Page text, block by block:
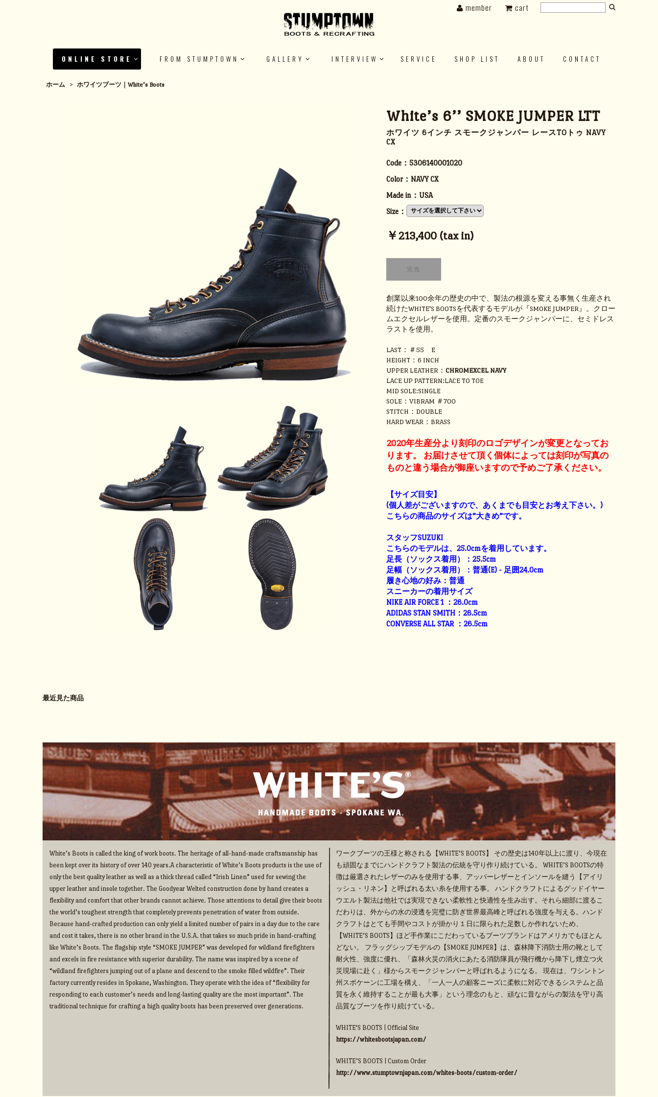
ONLINE STORE FROM STUMPTOWN GALLERY INTERVIEW SERVICE SHOP LIST ABOUT CONTACT
member cart
ホーム > ホワイツブーツ｜White’s Boots
White’s 6’’ SMOKE JUMPER LTT
ホワイツ 6インチ スモークジャンパー レースTOトゥ NAVY
CX
Code： 5306140001020
Color： NAVY CX
Made in： USA
Size：
￥213,400 (tax in)
創業以来100余年の歴史の中で、製法の根源を変える事無く生産され
続けたWHITE'S BOOTSを代表するモデルが『SMOKE JUMPER』。クロー
ムエクセルレザーを使用。定番のスモークジャンパーに、セミドレス
ラストを使用。
LAST：＃55 E
HEIGHT：6 INCH
UPPER LEATHER： CHROMEXCEL NAVY
LACE UP PATTERN:LACE TO TOE
MID SOLE:SINGLE
SOLE：VIBRAM ＃700
STITCH：DOUBLE
HARD WEAR：BRASS
2020年生産分より刻印のロゴデザインが変更となってお
ります。 お届けさせて頂く個体によっては刻印が写真の
ものと違う場合が御座いますので予めご了承ください。
【サイズ目安】
(個人差がございますので、あくまでも目安とお考え下さい。)
こちらの商品のサイズは”大きめ”です。
スタッフSUZUKI
こちらのモデルは、25.0cmを着用しています。
足長（ソックス着用）：25.5cm
足幅（ソックス着用）：普通(E) - 足囲24.0cm
履き心地の好み：普通
スニーカーの着用サイズ
NIKE AIR FORCE 1 ：26.0cm
ADIDAS STAN SMITH：26.5cm
CONVERSE ALL STAR ：26.5cm
最近見た商品
White’s Boots is called the king of work boots. The heritage of all-hand-made craftsmanship has
been kept over its history of over 140 years.A characteristic of White’s Boots products is the use of
only the best quality leather as well as a thick thread called “Irish Linen” used for sewing the
upper leather and insole together. The Goodyear Welted construction done by hand creates a
flexibility and comfort that other brands cannot achieve. Those attentions to detail give their boots
the world’s toughest strength that completely prevents penetration of water from outside.
Because hand-crafted production can only yield a limited number of pairs in a day due to the care
and cost it takes, there is no other brand in the U.S.A. that takes so much pride in hand-crafting
like White’s Boots. The flagship style “SMOKE JUMPER” was developed for wildland firefighters
and excels in fire resistance with superior durability. The name was inspired by a scene of
“wildland firefighters jumping out of a plane and descend to the smoke filled wildfire”. Their
factory currently resides in Spokane, Washington. They operate with the idea of “flexibility for
responding to each customer’s needs and long-lasting quality are the most important”. The
traditional technique for crafting a high quality boots has been preserved over generations.
ワークブーツの王様と称される【WHITE’S BOOTS】 その歴史は140年以上に渡り、今現在
も頑固なまでにハンドクラフト製法の伝統を守り作り続けている。 WHITE’S BOOTSの特
徴は厳選されたレザーのみを使用する事、アッパーレザーとインソールを縫う【アイリ
ッシュ・リネン】と呼ばれる太い糸を使用する事。 ハンドクラフトによるグッドイヤー
ウエルト製法は他社では実現できない柔軟性と快適性を生み出す。それら細部に渡るこ
だわりは、外からの水の浸透を完璧に防ぎ世界最高峰と呼ばれる強度を与える。ハンド
クラフトはとても手間やコストが掛かり１日に限られた足数しか作れないため、
【WHITE’S BOOTS】ほど手作業にこだわっているブーツブランドはアメリカでもほとん
どない。 フラッグシップモデルの【SMOKE JUMPER】は、森林降下消防士用の靴として
耐火性、強度に優れ、「森林火災の消火にあたる消防隊員が飛行機から降下し煙立つ火
災現場に赴く」様からスモークジャンパーと呼ばれるようになる。 現在は、ワシントン
州スポケーンに工場を構え、「一人一人の顧客ニーズに柔軟に対応できるシステムと品
質を永く維持することが最も大事」という理念のもと、頑なに昔ながらの製法を守り高
品質なブーツを作り続けている。
WHITE'S BOOTS | Official Site
https://whitesbootsjapan.com/
WHITE’S BOOTS | Custom Order
http://www.stumptownjapan.com/whites-boots/custom-order/